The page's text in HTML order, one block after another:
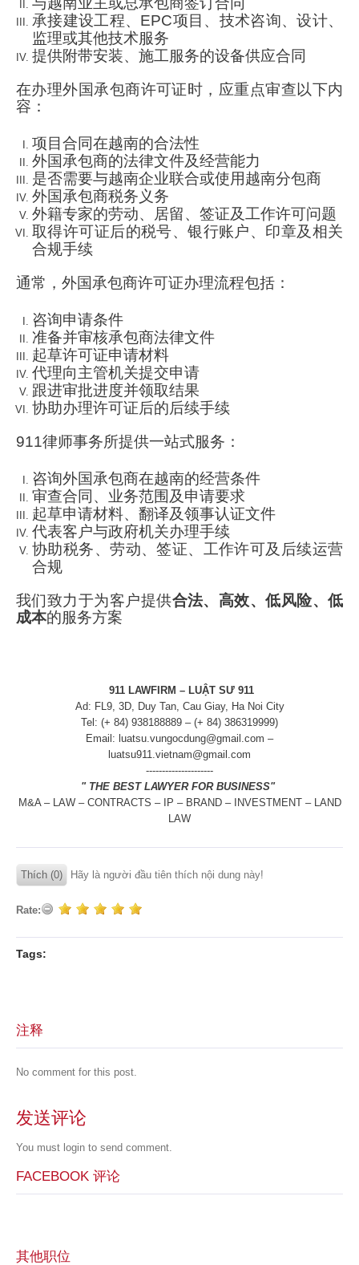
承接建设工程、EPC项目、技术咨询、设计、
监理或其他技术服务
提供附带安装、施工服务的设备供应合同
在办理外国承包商许可证时，应重点审查以下内
容：
项目合同在越南的合法性
外国承包商的法律文件及经营能力
是否需要与越南企业联合或使用越南分包商
外国承包商税务义务
外籍专家的劳动、居留、签证及工作许可问题
取得许可证后的税号、银行账户、印章及相关
合规手续
通常，外国承包商许可证办理流程包括：
咨询申请条件
准备并审核承包商法律文件
起草许可证申请材料
代理向主管机关提交申请
跟进审批进度并领取结果
协助办理许可证后的后续手续
911律师事务所提供一站式服务：
咨询外国承包商在越南的经营条件
审查合同、业务范围及申请要求
起草申请材料、翻译及领事认证文件
代表客户与政府机关办理手续
协助税务、劳动、签证、工作许可及后续运营
合规
我们致力于为客户提供合法、高效、低风险、低
成本的服务方案
911 LAWFIRM – LUẬT SƯ 911
Ad: FL9, 3D, Duy Tan, Cau Giay, Ha Noi City
Tel: (+ 84) 938188889 – (+ 84) 386319999)
Email: luatsu.vungocdung@gmail.com –
luatsu911.vietnam@gmail.com
---------------------
" THE BEST LAWYER FOR BUSINESS"
M&A – LAW – CONTRACTS – IP – BRAND – INVESTMENT – LAND
LAW
Thích (0) Hãy là người đầu tiên thích nội dung này!
Rate:
Tags:
注释
No comment for this post.
发送评论
You must login to send comment.
FACEBOOK 评论
其他职位